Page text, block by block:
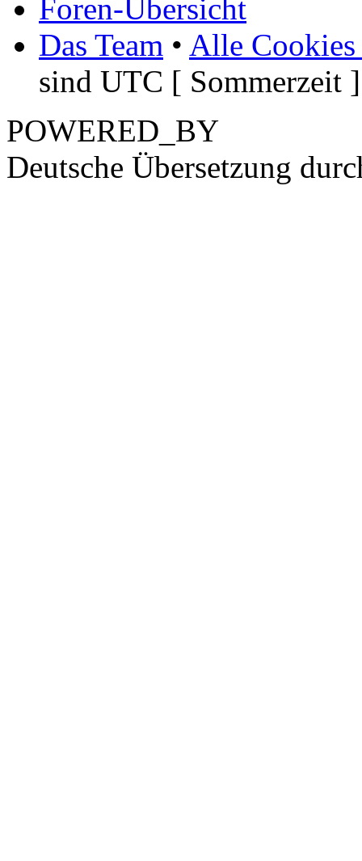
Foren-Übersicht
Das Team • Alle Cookies
sind UTC [ Sommerzeit ]
POWERED_BY
Deutsche Übersetzung